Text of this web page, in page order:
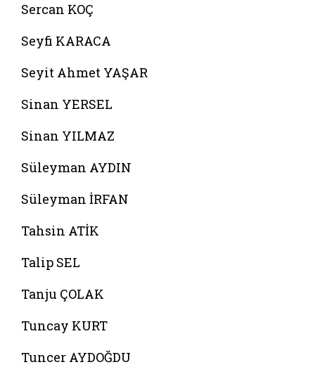
Sercan KOÇ
Seyfi KARACA
Seyit Ahmet YAŞAR
Sinan YERSEL
Sinan YILMAZ
Süleyman AYDIN
Süleyman İRFAN
Tahsin ATİK
Talip SEL
Tanju ÇOLAK
Tuncay KURT
Tuncer AYDOĞDU